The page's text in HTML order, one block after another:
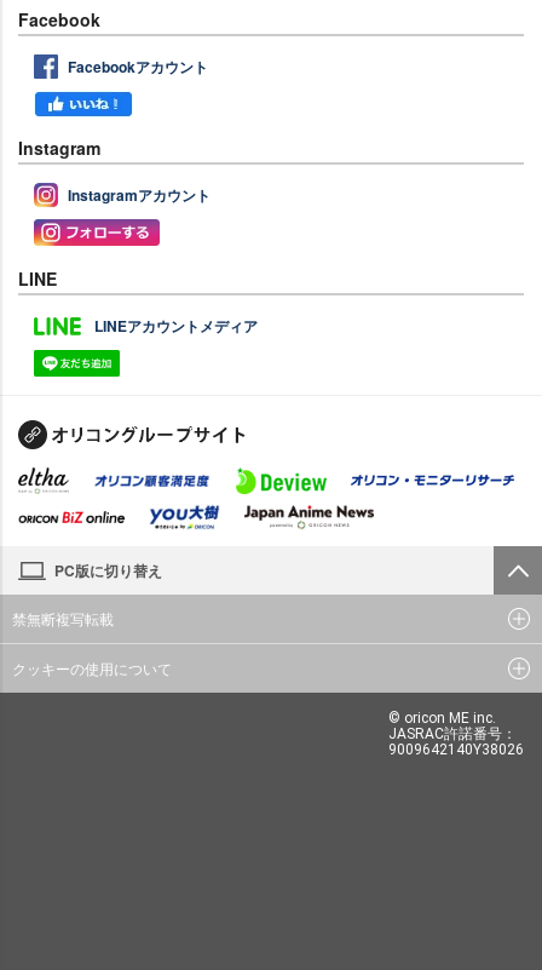
Facebook
Facebookアカウント
Instagram
Instagramアカウント
LINE
LINEアカウントメディア
PC版に切り替え
禁無断複写転載
クッキーの使用について
© oricon ME inc.
JASRAC許諾番号：
9009642140Y38026